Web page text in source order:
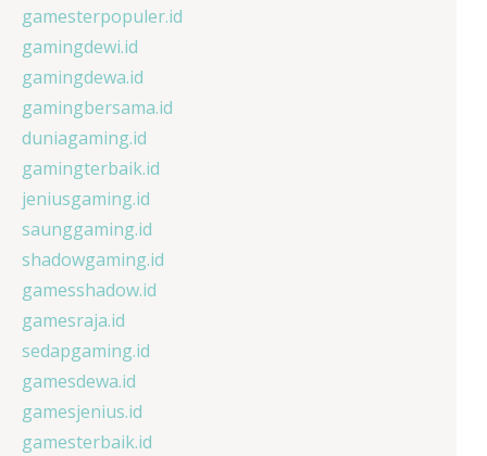
gamesterpopuler.id
gamingdewi.id
gamingdewa.id
gamingbersama.id
duniagaming.id
gamingterbaik.id
jeniusgaming.id
saunggaming.id
shadowgaming.id
gamesshadow.id
gamesraja.id
sedapgaming.id
gamesdewa.id
gamesjenius.id
gamesterbaik.id